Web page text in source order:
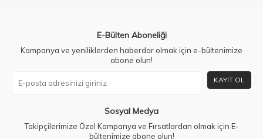
E-Bülten Aboneliği
Kampanya ve yeniliklerden haberdar olmak için e-bültenimize
abone olun!
KAYIT OL
Sosyal Medya
Takipçilerimize Özel Kampanya ve Fırsatlardan olmak için E-
bültenimize abone olun!